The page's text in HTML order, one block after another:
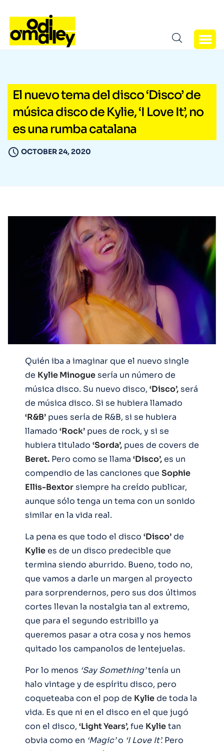
El nuevo tema del disco ‘Disco’ de
música disco de Kylie, ‘I Love It’, no
es una rumba catalana
OCTOBER 24, 2020
Quién iba a imaginar que el nuevo single
de Kylie Minoguesería un número de
música disco. Su nuevo disco, ‘Disco’,será
de música disco. Si se hubiera llamado
‘R&B’ pues sería de R&B, si se hubiera
llamado ‘Rock’ pues de rock, y si se
hubiera titulado ‘Sorda’, pues de covers de
Beret. Pero como se llama ‘Disco’,es un
compendio de las canciones que Sophie
Ellis-Bextorsiempre ha creído publicar,
aunque sólo tenga un tema con un sonido
similar en la vida real.
La pena es que todo el disco ‘Disco’de
Kyliees de un disco predecible que
termina siendo aburrido. Bueno, todo no,
que vamos a darle un margen al proyecto
para sorprendernos, pero sus dos últimos
cortes llevan la nostalgia tan al extremo,
que para el segundo estribillo ya
queremos pasar a otra cosa y nos hemos
quitado los campanolos de lentejuelas.
Por lo menos ‘Say Something’tenía un
halo vintage y de espíritu disco, pero
coqueteaba con el pop de Kyliede toda la
vida. Es que ni en el disco en el que jugó
con el disco, ‘Light Years’,fue Kylietan
obvia como en ‘Magic’o ‘I Love It’. Pero